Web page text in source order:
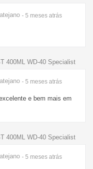
- 5 meses atrás
400ML WD-40 Specialist
- 5 meses atrás
e bem mais em
400ML WD-40 Specialist
- 5 meses atrás